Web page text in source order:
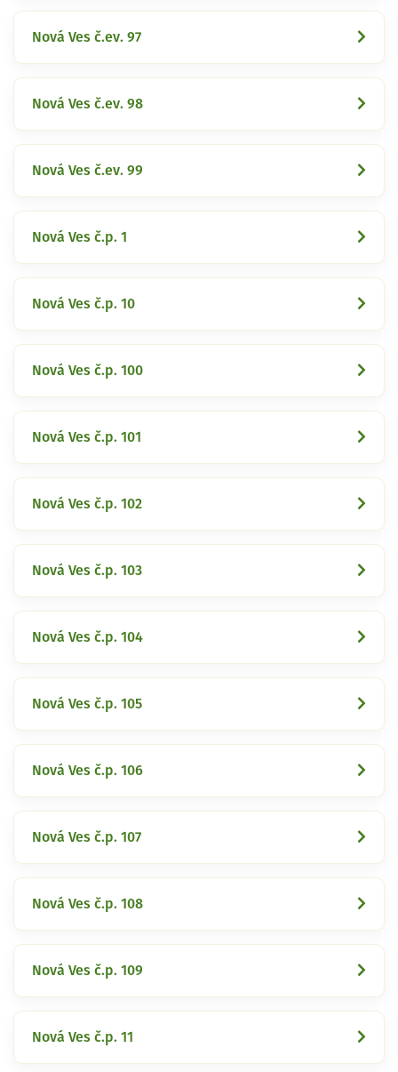
Nová Ves č.ev. 97
Nová Ves č.ev. 98
Nová Ves č.ev. 99
Nová Ves č.p. 1
Nová Ves č.p. 10
Nová Ves č.p. 100
Nová Ves č.p. 101
Nová Ves č.p. 102
Nová Ves č.p. 103
Nová Ves č.p. 104
Nová Ves č.p. 105
Nová Ves č.p. 106
Nová Ves č.p. 107
Nová Ves č.p. 108
Nová Ves č.p. 109
Nová Ves č.p. 11